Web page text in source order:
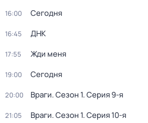
16:00 Сегодня
16:45 ДНК
17:55 Жди меня
19:00 Сегодня
20:00 Враги. Сезон 1. Серия 9-я
21:05 Враги. Сезон 1. Серия 10-я